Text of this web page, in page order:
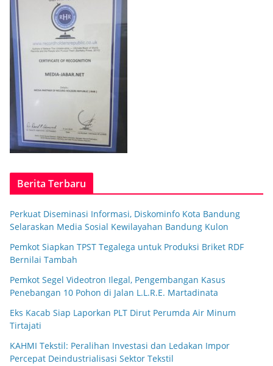
Berita Terbaru
Perkuat Diseminasi Informasi, Diskominfo Kota Bandung
Selaraskan Media Sosial Kewilayahan Bandung Kulon
Pemkot Siapkan TPST Tegalega untuk Produksi Briket RDF
Bernilai Tambah
Pemkot Segel Videotron Ilegal, Pengembangan Kasus
Penebangan 10 Pohon di Jalan L.L.R.E. Martadinata
Eks Kacab Siap Laporkan PLT Dirut Perumda Air Minum
Tirtajati
KAHMI Tekstil: Peralihan Investasi dan Ledakan Impor
Percepat Deindustrialisasi Sektor Tekstil